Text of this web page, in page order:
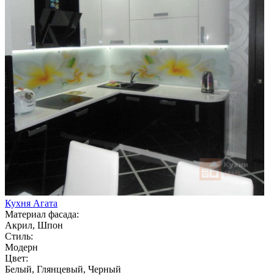
Кухня Агата
Материал фасада:
Акрил, Шпон
Стиль:
Модерн
Цвет:
Белый, Глянцевый, Черный